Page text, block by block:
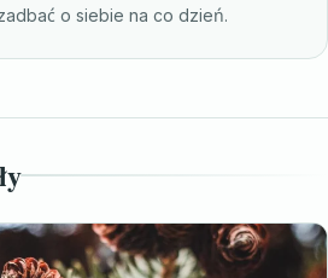
o siebie na co dzień.